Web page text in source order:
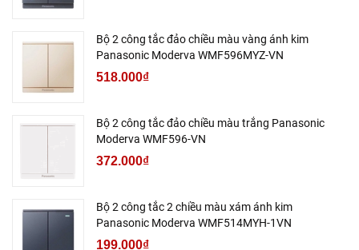
Bộ 2 công tắc đảo chiều màu vàng ánh kim
Panasonic Moderva WMF596MYZ-VN
518.000₫
Bộ 2 công tắc đảo chiều màu trắng Panasonic
Moderva WMF596-VN
372.000₫
Bộ 2 công tắc 2 chiều màu xám ánh kim
Panasonic Moderva WMF514MYH-1VN
199.000₫